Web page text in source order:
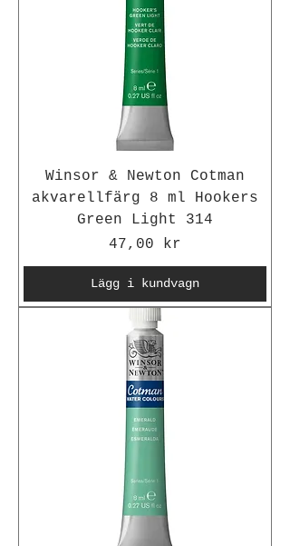
Winsor & Newton Cotman
akvarellfärg 8 ml Hookers
Green Light 314
Pris
47,00 kr
Lägg i kundvagn